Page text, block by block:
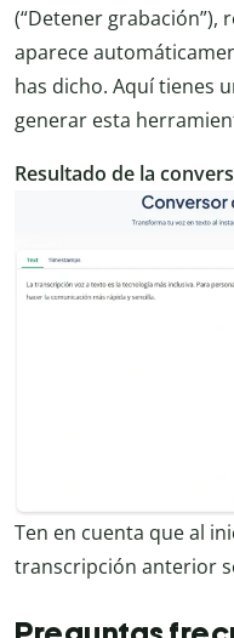
(“Detener grabación”),
aparece
has dicho. Aquí tienes
generar esta
Resultado de la
Ten en cuenta que al
transcripción anterior